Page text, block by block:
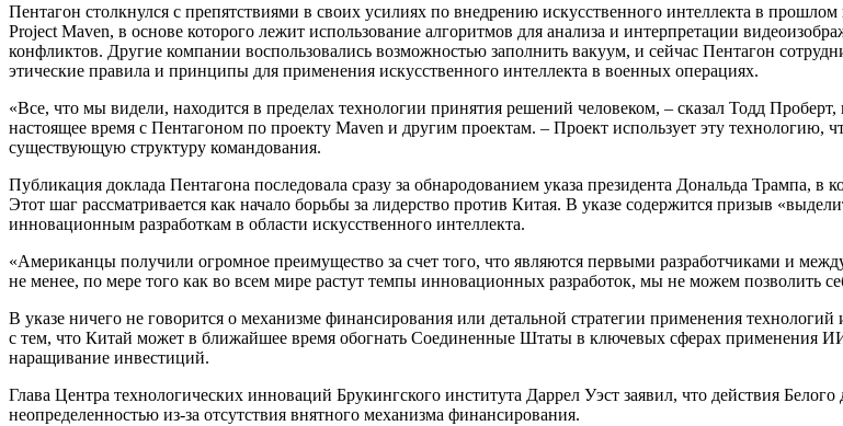
Пентагон столкнулся с препятствиями в своих усилиях по внедрению искусственного интеллекта в
Project Maven, в основе которого лежит использование алгоритмов для анализа и интерпретации
конфликтов. Другие компании воспользовались возможностью заполнить вакуум, и сейчас Пентагон
этические правила и принципы для применения искусственного интеллекта в военных операциях.
«Все, что мы видели, находится в пределах технологии принятия решений человеком, – сказал Тодд
настоящее время с Пентагоном по проекту Maven и другим проектам. – Проект использует эту технологию,
существующую структуру командования.
Публикация доклада Пентагона последовала сразу за обнародованием указа президента Дональда Трампа,
Этот шаг рассматривается как начало борьбы за лидерство против Китая. В указе содержится призыв
инновационным разработкам в области искусственного интеллекта.
«Американцы получили огромное преимущество за счет того, что являются первыми разработчиками и
не менее, по мере того как во всем мире растут темпы инновационных разработок, мы не можем позволить
В указе ничего не говорится о механизме финансирования или детальной стратегии применения
с тем, что Китай может в ближайшее время обогнать Соединенные Штаты в ключевых сферах применения
наращивание инвестиций.
Глава Центра технологических инноваций Брукингского института Даррел Уэст заявил, что действия
неопределенностью из-за отсутствия внятного механизма финансирования.